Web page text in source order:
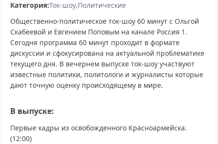
Категория:Ток-шоу Политические
Общественно-политическое ток-шоу 60 минут с Ольгой
Скабеевой и Евгением Поповым на канале Россия 1.
Сегодня программа 60 минут проходит в формате
дискуссии и сфокусирована на актуальной проблематике
текущего дня. В вечернем выпуске ток-шоу участвуют
известные политики, политологи и журналисты которые
дают точную оценку происходящему в мире.
В выпуске:
Первые кадры из освобожденного Красноармейска.
(12:00)